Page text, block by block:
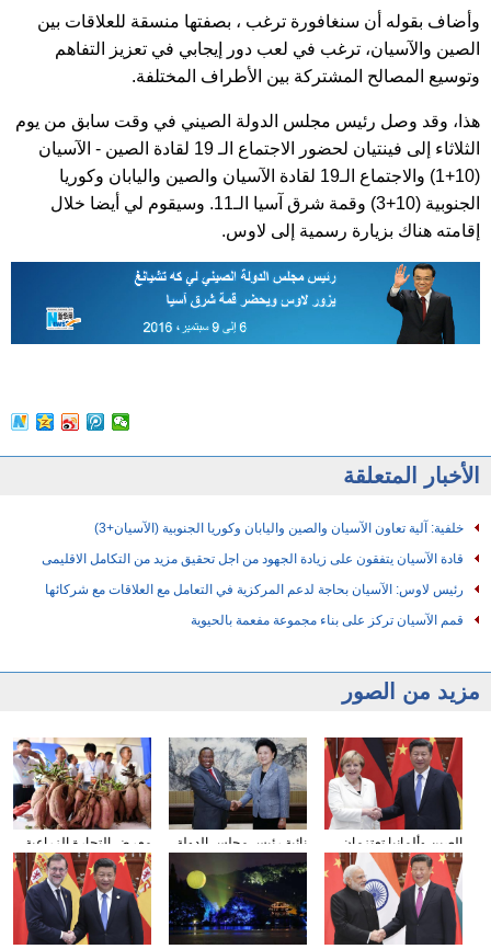
وأضاف بقوله أن سنغافورة ترغب ، بصفتها منسقة للعلاقات بين
الصين والآسيان، ترغب في لعب دور إيجابي في تعزيز التفاهم
وتوسيع المصالح المشتركة بين الأطراف المختلفة.
هذا، وقد وصل رئيس مجلس الدولة الصيني في وقت سابق من يوم
الثلاثاء إلى فينتيان لحضور الاجتماع الـ 19 لقادة الصين - الآسيان
(10+1) والاجتماع الـ19 لقادة الآسيان والصين واليابان وكوريا
الجنوبية (10+3) وقمة شرق آسيا الـ11. وسيقوم لي أيضا خلال
إقامته هناك بزيارة رسمية إلى لاوس.
الأخبار المتعلقة
خلفية: آلية تعاون الآسيان والصين واليابان وكوريا الجنوبية (الآسيان+3)
قادة الآسيان يتفقون على زيادة الجهود من اجل تحقيق مزيد من التكامل الاقليمى
رئيس لاوس: الآسيان بحاجة لدعم المركزية في التعامل مع العلاقات مع شركائها
قمم الآسيان تركز على بناء مجموعة مفعمة بالحيوية
مزيد من الصور
معرض التجارة الزراعية
بوسط الصين
نائبة رئيس مجلس الدولة
الصيني تلتقي بوفد من
الحزب الشيوعى لجنوب
افريقيا
الصين وألمانيا تعتزمان
العمل معا لإنجاح قمة
مجموعة العشرين في
هامبرج